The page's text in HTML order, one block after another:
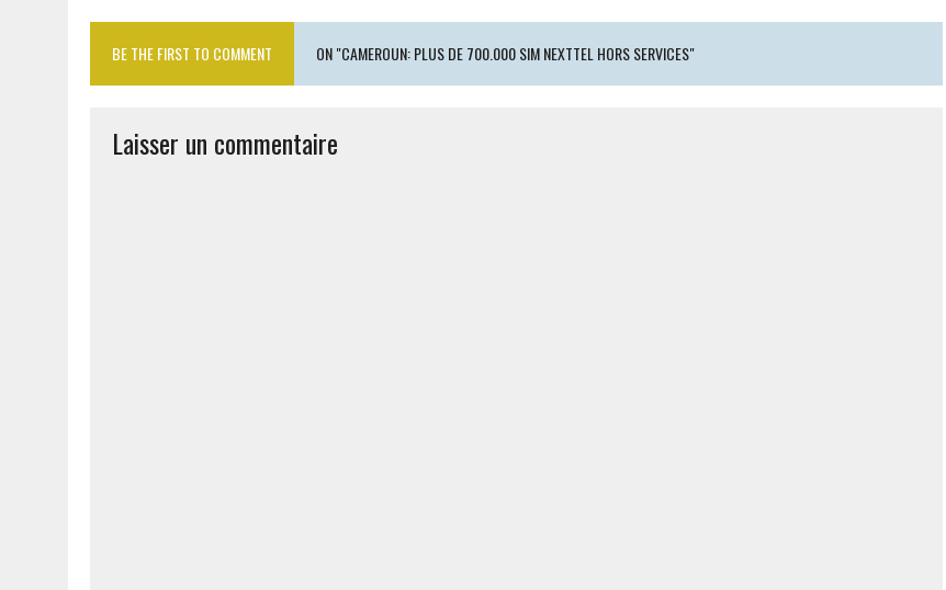
BE THE FIRST TO COMMENT ON "CAMEROUN: PLUS DE 700.000 SIM NEXTTEL HORS SERVICES"
Laisser un commentaire